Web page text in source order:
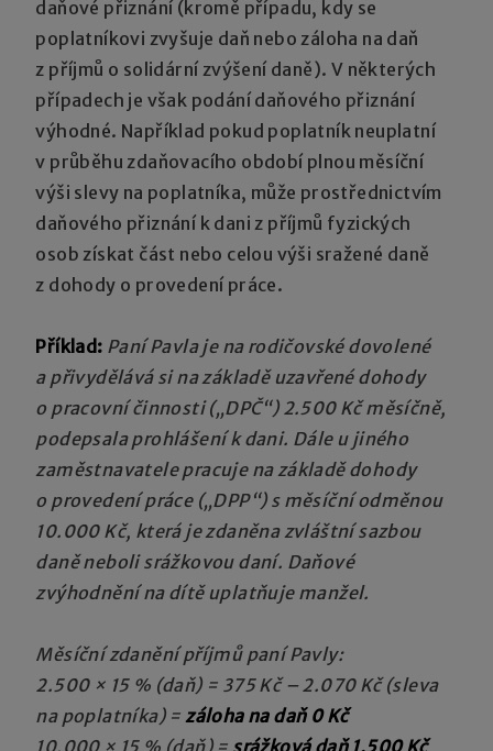
daňové přiznání (kromě případu, kdy se
poplatníkovi zvyšuje daň nebo záloha na daň
z příjmů o solidární zvýšení daně). V některých
případech je však podání daňového přiznání
výhodné. Například pokud poplatník neuplatní
v průběhu zdaňovacího období plnou měsíční
výši slevy na poplatníka, může prostřednictvím
daňového přiznání k dani z příjmů fyzických
osob získat část nebo celou výši sražené daně
z dohody o provedení práce.
Příklad: Paní Pavla je na rodičovské dovolené
a přivydělává si na základě uzavřené dohody
o pracovní činnosti („DPČ“) 2.500 Kč měsíčně,
podepsala prohlášení k dani. Dále u jiného
zaměstnavatele pracuje na základě dohody
o provedení práce („DPP“) s měsíční odměnou
10.000 Kč, která je zdaněna zvláštní sazbou
daně neboli srážkovou daní. Daňové
zvýhodnění na dítě uplatňuje manžel.
Měsíční zdanění příjmů paní Pavly:
2.500 × 15 % (daň) = 375 Kč – 2.070 Kč (sleva
na poplatníka) = záloha na daň 0 Kč
10.000 × 15 % (daň) = srážková daň 1.500 Kč